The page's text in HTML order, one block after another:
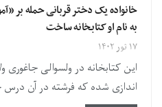
خانواده یک دختر قربانی حمله بر
به نام او کتابخانه ساخت
۱۷ ثور ۱۴۰۲
این کتابخانه در ولسوالی
اندازی شده که فرشته در آن درس